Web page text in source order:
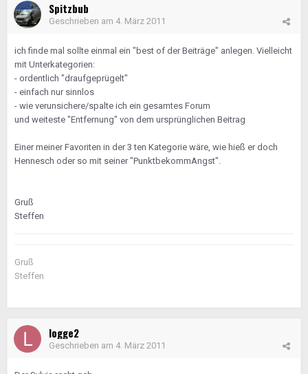
Spitzbub
Geschrieben am 4. März 2011
ich finde mal sollte einmal ein "best of der Beiträge" anlegen. Vielleicht
mit Unterkategorien:
- ordentlich "draufgeprügelt"
- einfach nur sinnlos
- wie verunsichere/spalte ich ein gesamtes Forum
und weiteste "Entfernung" von dem ursprünglichen Beitrag
Einer meiner Favoriten in der 3 ten Kategorie wäre, wie hieß er doch
Hennesch oder so mit seiner "PunktbekommAngst".
Gruß
Steffen
Gruß
Steffen
logge2
Geschrieben am 4. März 2011